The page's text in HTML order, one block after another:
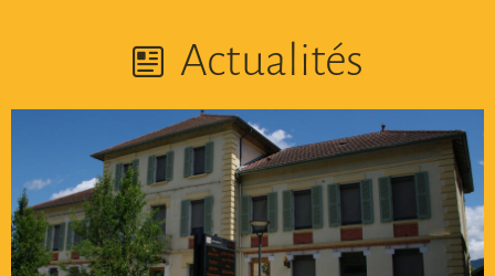
Actualités